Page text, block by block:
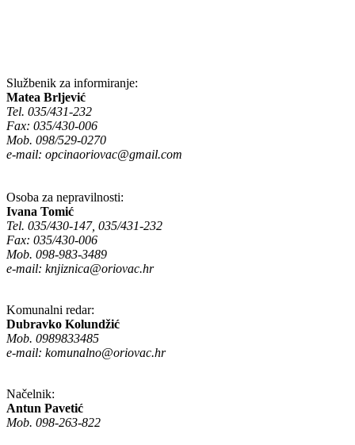
Službenik za informiranje:
Matea Brljević
Tel. 035/431-232
Fax: 035/430-006
Mob. 098/529-0270
e-mail: opcinaoriovac@gmail.com
Osoba za nepravilnosti:
Ivana Tomić
Tel. 035/430-147, 035/431-232
Fax: 035/430-006
Mob. 098-983-3489
e-mail: knjiznica@oriovac.hr
Komunalni redar:
Dubravko Kolundžić
Mob. 0989833485
e-mail: komunalno@oriovac.hr
Načelnik:
Antun Pavetić
Mob. 098-263-822